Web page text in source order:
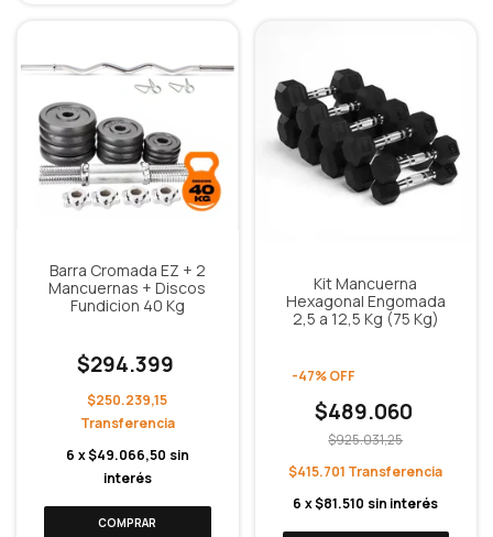
Barra Cromada EZ + 2
Mancuernas + Discos
Fundicion 40 Kg
$294.399
$250.239,15
6 x$49.066,50 sin
interés
Kit Mancuerna
Hexagonal Engomada
2,5 a 12,5 Kg (75 Kg)
-47%OFF
$489.060
$925.031,25
$415.701
6 x$81.510 sin interés